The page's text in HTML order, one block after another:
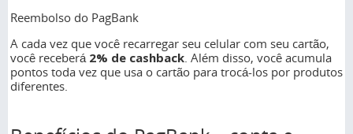
Reembolso do PagBank
A cada vez que você recarregar seu celular com seu cartão,
você receberá 2% de cashback . Além disso, você acumula
pontos toda vez que usa o cartão para trocá-los por produtos
diferentes.